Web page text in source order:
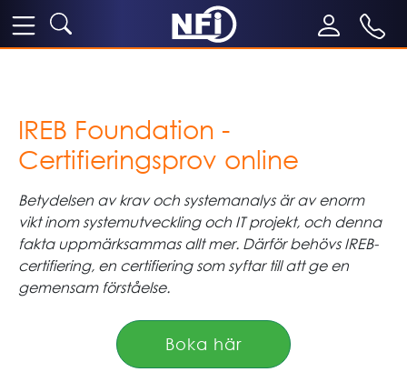
IREB Foundation -
Certifieringsprov online
Betydelsen av krav och systemanalys är av enorm
vikt inom systemutveckling och IT projekt, och denna
fakta uppmärksammas allt mer. Därför behövs IREB-
certifiering, en certifiering som syftar till att ge en
gemensam förståelse.
Boka här